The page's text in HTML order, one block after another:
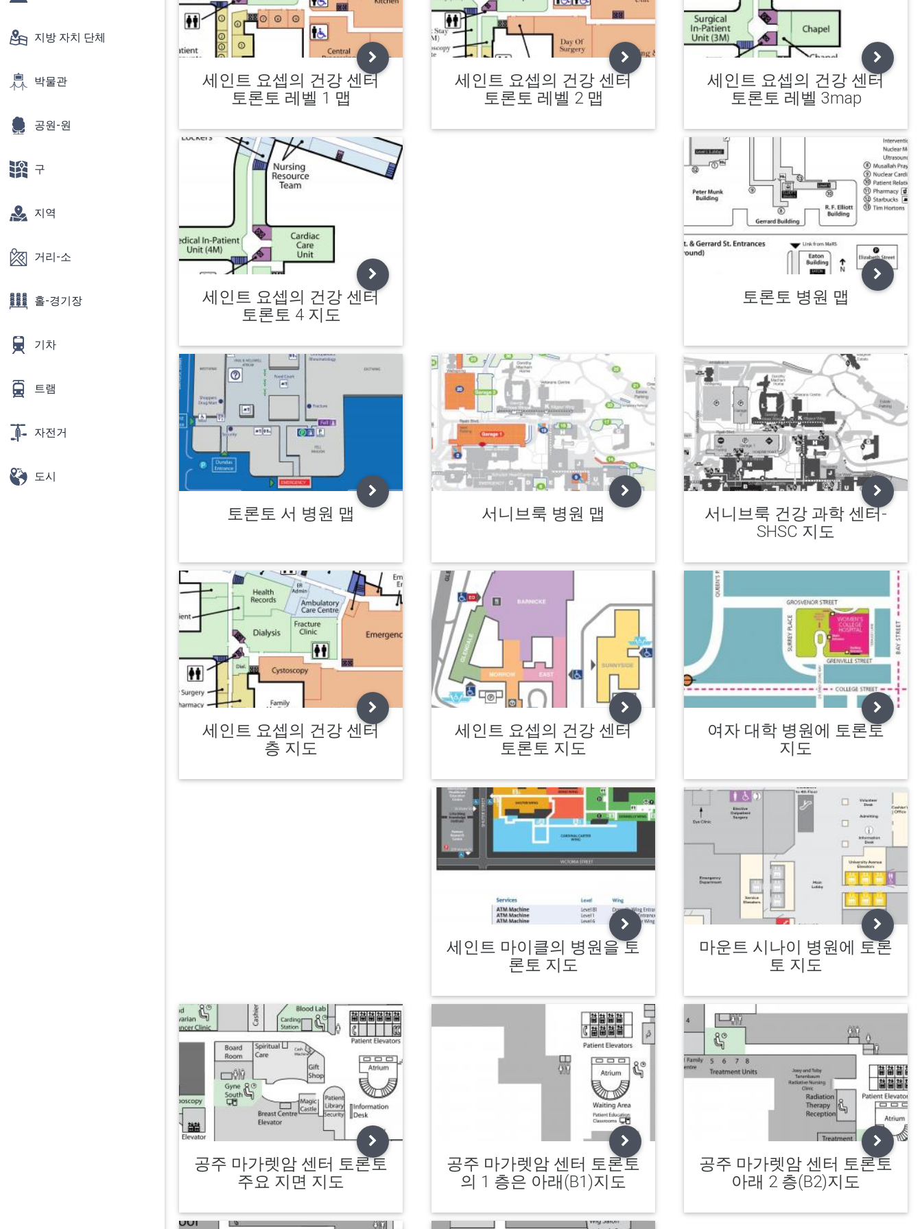
지방 자치 단체
박물관
공원-원
구
지역
거리-소
홀-경기장
기차
트램
자전거
도시
세인트 요셉의 건강 센터
토론토 레벨 1 맵
세인트 요셉의 건강 센터
토론토 레벨 2 맵
세인트 요셉의 건강 센터
토론토 레벨 3map
세인트 요셉의 건강 센터
토론토 4 지도
토론토 병원 맵
토론토 서 병원 맵 서니브룩 병원 맵
서니브룩 건강 과학 센터-
SHSC 지도
세인트 요셉의 건강 센터
층 지도
세인트 요셉의 건강 센터
토론토 지도
여자 대학 병원에 토론토
지도
세인트 마이클의 병원을 토
론토 지도
마운트 시나이 병원에 토론
토 지도
공주 마가렛암 센터 토론토
주요 지면 지도
공주 마가렛암 센터 토론토
의 1 층은 아래(B1)지도
공주 마가렛암 센터 토론토
아래 2 층(B2)지도